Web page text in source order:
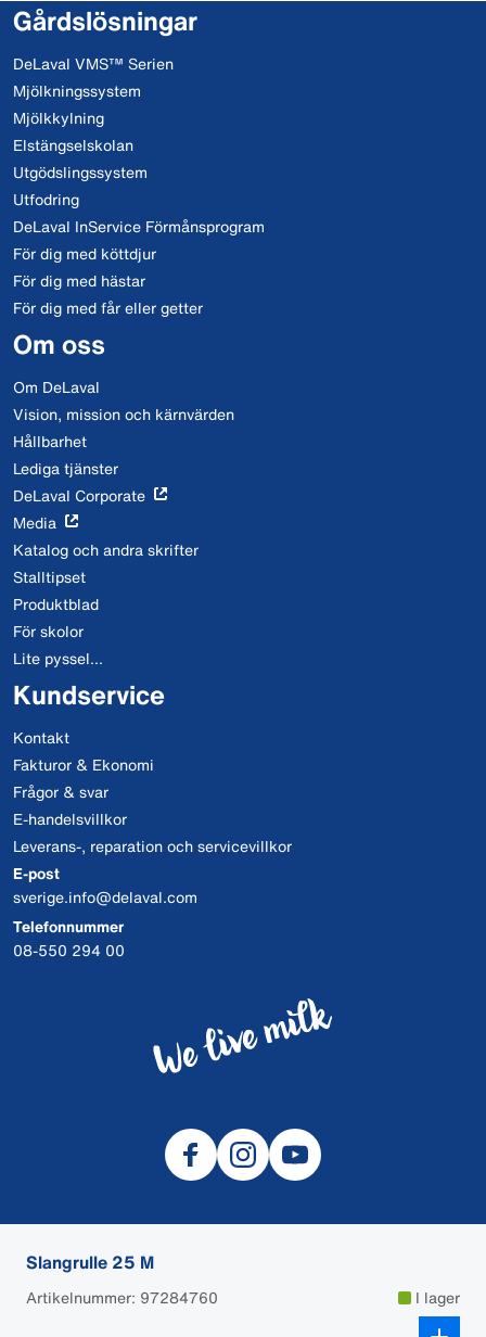
Slangrulle 25 M
Artikelnummer: 97284760 I lager
Gårdslösningar
DeLaval VMS™ Serien
Mjölkningssystem
Mjölkkylning
Elstängselskolan
Utgödslingssystem
Utfodring
DeLaval InService Förmånsprogram
För dig med köttdjur
För dig med hästar
För dig med får eller getter
Om oss
Om DeLaval
Vision, mission och kärnvärden
Hållbarhet
Lediga tjänster
DeLaval Corporate
Media
Katalog och andra skrifter
Stalltipset
Produktblad
För skolor
Lite pyssel...
Kundservice
Kontakt
Fakturor & Ekonomi
Frågor & svar
E-handelsvillkor
Leverans-, reparation och servicevillkor
E-post
sverige.info@delaval.com
Telefonnummer
08-550 294 00
© 2026 DeLaval
Cookies